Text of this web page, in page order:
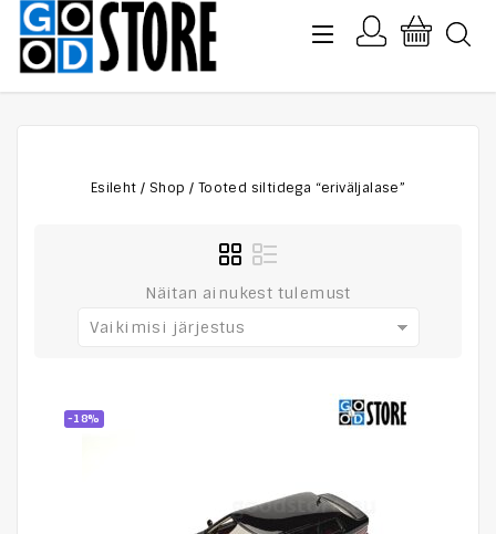
Esileht / Shop / Tooted siltidega “eriväljalase”
Näitan ainukest tulemust
Vaikimisi järjestus
-18%